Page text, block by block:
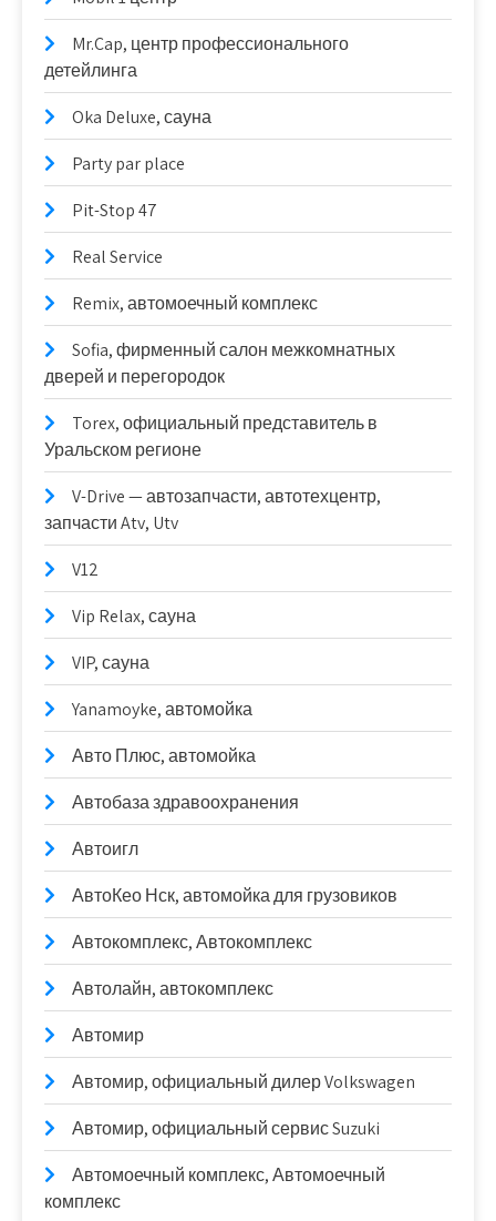
Mr.Cap, центр профессионального
детейлинга
Oka Deluxe, сауна
Party par place
Pit-Stop 47
Real Service
Remix, автомоечный комплекс
Sofia, фирменный салон межкомнатных
дверей и перегородок
Torex, официальный представитель в
Уральском регионе
V-Drive — автозапчасти, автотехцентр,
запчасти Atv, Utv
V12
Vip Relax, сауна
VIP, сауна
Yanamoyke, автомойка
Авто Плюс, автомойка
Автобаза здравоохранения
Автоигл
АвтоКео Нск, автомойка для грузовиков
Автокомплекс, Автокомплекс
Автолайн, автокомплекс
Автомир
Автомир, официальный дилер Volkswagen
Автомир, официальный сервис Suzuki
Автомоечный комплекс, Автомоечный
комплекс